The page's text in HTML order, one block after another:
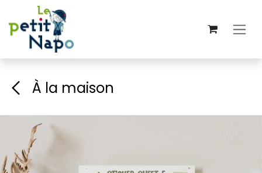
Se rendre au contenu
À la maison